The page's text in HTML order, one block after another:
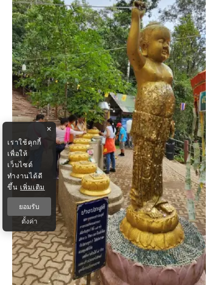
×
เราใช้คุกกี้
เพื่อให้
เว็บไซต์
ทำงานได้ดี
ขึ้น เพิ่มเติม
ยอมรับ
ตั้งค่า